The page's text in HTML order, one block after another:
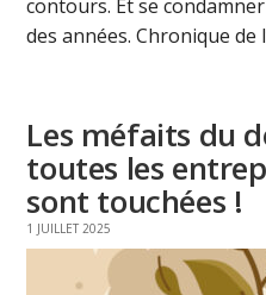
contours. Et se
des années. Chronique de
Les méfaits du
toutes les
sont touchées !
1 JUILLET 2025